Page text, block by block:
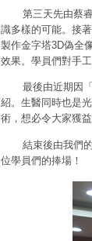
第三天先由蔡
識多樣的可能。接
製作金字塔3D偽全
效果。學員們對手
最後由近期因
紹。生醫同時也是
術，想必令大家獲益
結束後由我們
位學員們的捧場！